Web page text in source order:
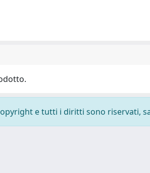
e tutti i diritti sono riservati,